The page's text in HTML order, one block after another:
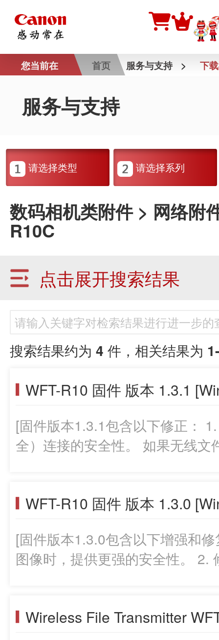
您当前在 首页 服务与支持 > 下
服务与支持
请选择类型 请选择系列
数码相机类附件 > 网络附
R10C
点击展开搜索结果
搜索结果约为 4 件，相关结果为
WFT-R10 固件 版本 1.3.1
[固件版本1.3.1包含以下修正：
全）连接的安全性。 如果无线文件传输器的固件版本已经是1.3.1，
件)后，会创建一个固件文件夹。 *解压缩下载的文件: 右键单击zip
件名称: WR100131.GFU，文件
步骤的说明(用日语,英语,法语,西
版的改进内容: 1. 通过 FTPS 传
WFT-R10 固件 版本 1.3.0
[固件版本1.3.0包含以下增强和
图像时，提供更强的安全性。 2. 修复了小问
解压缩下载的压缩文件(zip文件)后